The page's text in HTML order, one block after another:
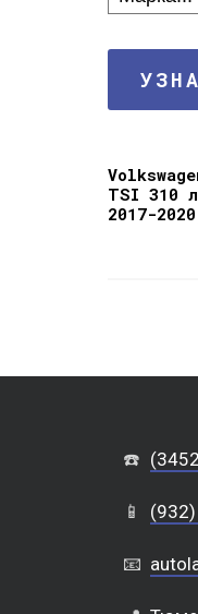
TSI 310
2017-
☎️
📱
📧